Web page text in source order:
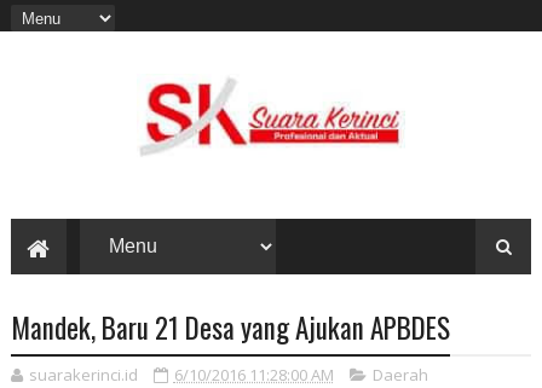
Mandek, Baru 21 Desa yang Ajukan APBDES
suarakerinci.id 6/10/2016 11:28:00 AM Daerah